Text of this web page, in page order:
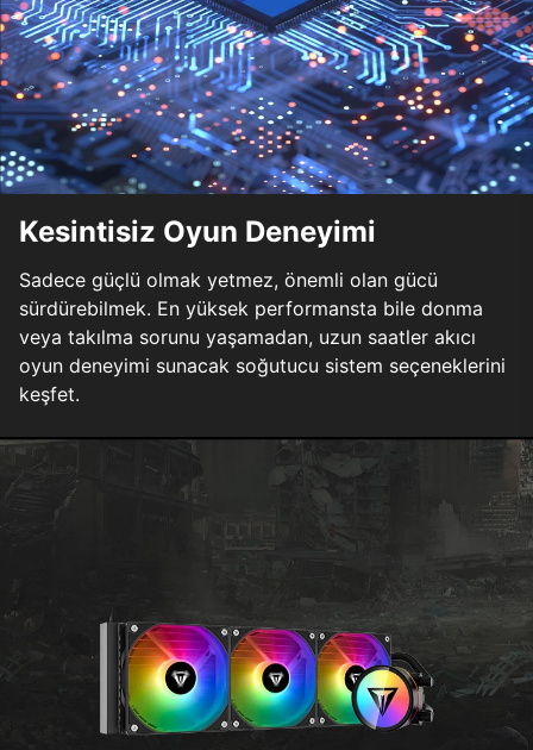
Kesintisiz Oyun Deneyimi
Sadece güçlü olmak yetmez, önemli olan gücü
sürdürebilmek. En yüksek performansta bile donma
veya takılma sorunu yaşamadan, uzun saatler akıcı
oyun deneyimi sunacak soğutucu sistem seçeneklerini
keşfet.